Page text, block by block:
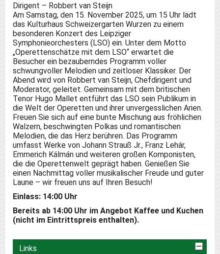
Dirigent – Robbert van Steijn
Am Samstag, den 15. November 2025, um 15 Uhr lädt
das Kulturhaus Schweizergarten Wurzen zu einem
besonderen Konzert des Leipziger
Symphonieorchesters (LSO) ein. Unter dem Motto
„Operettenschätze mit dem LSO“ erwartet die
Besucher ein bezauberndes Programm voller
schwungvoller Melodien und zeitloser Klassiker. Der
Abend wird von Robbert van Steijn, Chefdirigent und
Moderator, geleitet. Gemeinsam mit dem britischen
Tenor Hugo Mallet entführt das LSO sein Publikum in
die Welt der Operetten und ihrer unvergesslichen Arien.
Freuen Sie sich auf eine bunte Mischung aus fröhlichen
Walzern, beschwingten Polkas und romantischen
Melodien, die das Herz berühren. Das Programm
umfasst Werke von Johann Strauß Jr., Franz Lehár,
Emmerich Kálmán und weiteren großen Komponisten,
die die Operettenwelt geprägt haben. Genießen Sie
einen Nachmittag voller musikalischer Freude und guter
Laune – wir freuen uns auf Ihren Besuch!
Einlass: 14:00 Uhr
Bereits ab 14:00 Uhr im Angebot Kaffee und Kuchen
(nicht im Eintrittspreis enthalten).
Links